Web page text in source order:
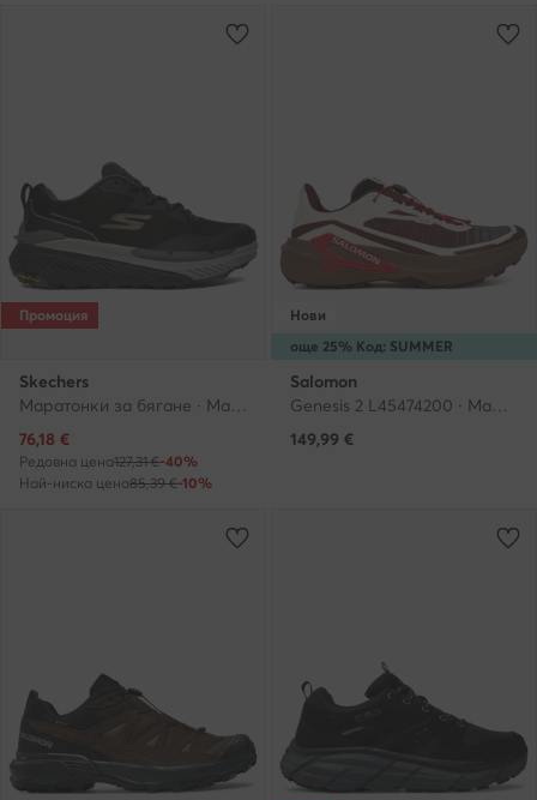
Промоция
Skechers
Маратонки за бягане · Max Cushioning Premier Trail 2.0 220923 BKCC · Черен
Актуална цена
76,18 €
Редовна цена127,31 €-40%
Най-ниска цена85,39 €-10%
още 25% Код: SUMMER
Нови
Salomon
Genesis 2 L45474200 · Маратонки за бягане
149,99 €